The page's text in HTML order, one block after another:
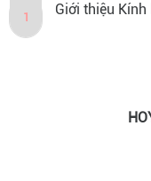
1 Giới thiệu Kính